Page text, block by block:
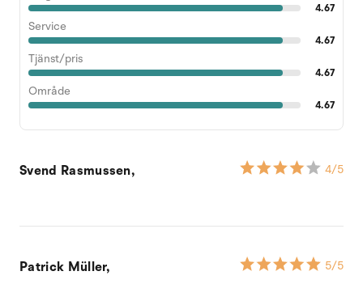
4.67
Service
4.67
Tjänst/pris
4.67
Område
4.67
Svend Rasmussen, 4/5
Patrick Müller, 5/5